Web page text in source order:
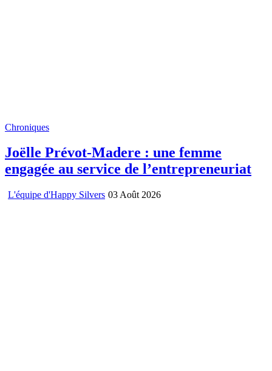
Chroniques
Joëlle Prévot-Madere : une femme
engagée au service de l’entrepreneuriat
L'équipe d'Happy Silvers 03 Août 2026